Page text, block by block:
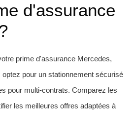
d'assurance
prime d'assurance Mercedes,
optez pour un stationnement sécurisé
pour multi-contrats. Comparez les
les meilleures offres adaptées à